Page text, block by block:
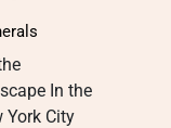
In the
York City